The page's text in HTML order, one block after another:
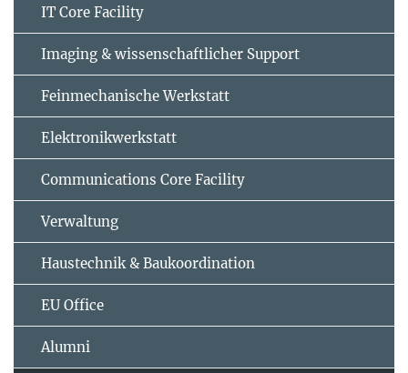
IT Core Facility
Imaging & wissenschaftlicher Support
Feinmechanische Werkstatt
Elektronikwerkstatt
Communications Core Facility
Verwaltung
Haustechnik & Baukoordination
EU Office
Alumni